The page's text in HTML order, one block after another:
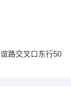
路交叉口东行50